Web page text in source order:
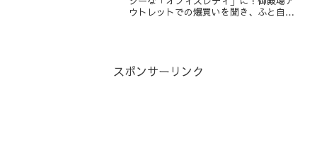
ウトレットでの爆買いを聞き、ふと自分
してのリアルな金銭感覚を綴ります。
スポンサーリンク